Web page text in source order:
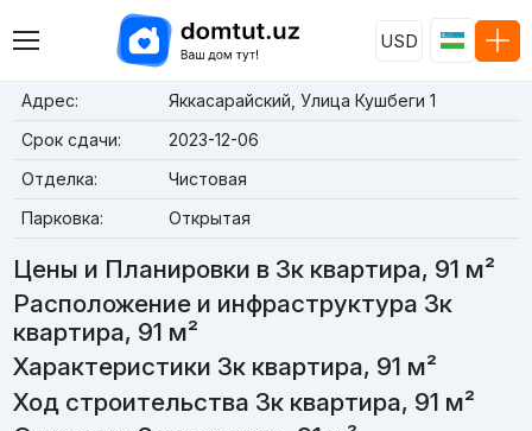
USD
Адрес:
Яккасарайский, Улица Кушбеги 1
Срок сдачи:
2023-12-06
Отделка:
Чистовая
Парковка:
Открытая
Цены и Планировки в 3к квартира, 91 м²
Расположение и инфраструктура 3к
квартира, 91 м²
Характеристики 3к квартира, 91 м²
Ход строительства 3к квартира, 91 м²